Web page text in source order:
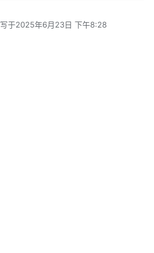
写于2025年6月23日 下午8:28
最后由 编辑